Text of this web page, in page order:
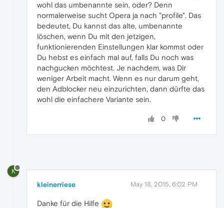
wohl das umbenannte sein, oder? Denn
normalerweise sucht Opera ja nach "profile". Das
bedeutet, Du kannst das alte, umbenannte
löschen, wenn Du mit den jetzigen,
funktionierenden Einstellungen klar kommst oder
Du hebst es einfach mal auf, falls Du noch was
nachgucken möchtest. Je nachdem, was Dir
weniger Arbeit macht. Wenn es nur darum geht,
den Adblocker neu einzurichten, dann dürfte das
wohl die einfachere Variante sein.
0
K
kleinerriese May 18, 2015, 6:02 PM
Danke für die Hilfe